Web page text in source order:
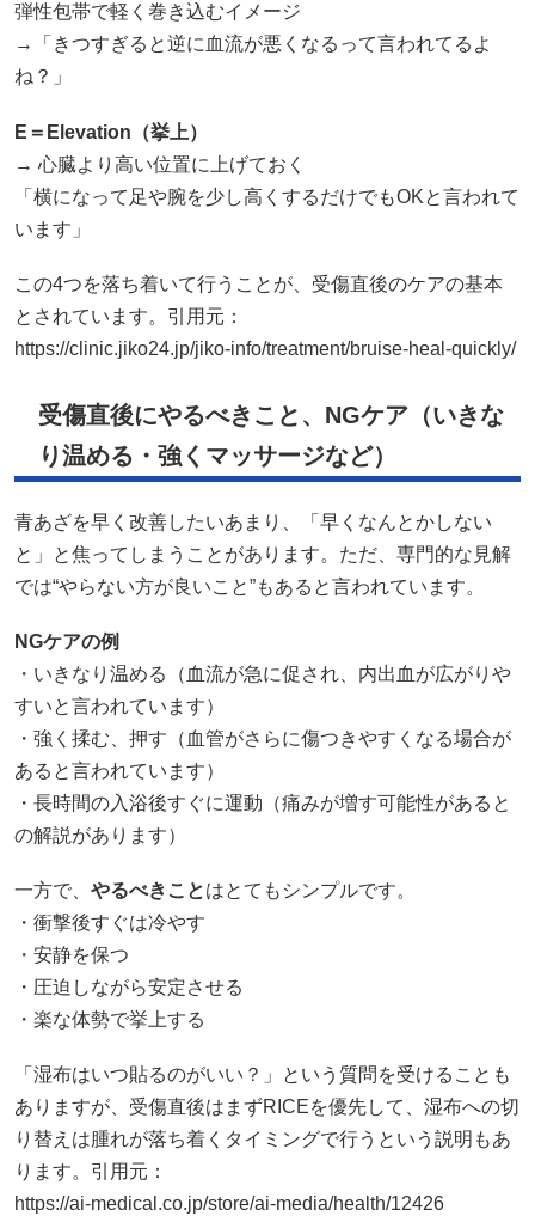
弾性包帯で軽く巻き込むイメージ
→「きつすぎると逆に血流が悪くなるって言われてるよ
ね？」
E ＝Elevation（挙上）
→ 心臓より高い位置に上げておく
「横になって足や腕を少し高くするだけでもOKと言われて
います」
この4つを落ち着いて行うことが、受傷直後のケアの基本
とされています。引用元：
https://clinic.jiko24.jp/jiko-info/treatment/bruise-heal-quickly/
受傷直後にやるべきこと、NGケア（いきな
り温める・強くマッサージなど）
青あざを早く改善したいあまり、「早くなんとかしない
と」と焦ってしまうことがあります。ただ、専門的な見解
では“やらない方が良いこと”もあると言われています。
NGケアの例
・いきなり温める（血流が急に促され、内出血が広がりや
すいと言われています）
・強く揉む、押す（血管がさらに傷つきやすくなる場合が
あると言われています）
・長時間の入浴後すぐに運動（痛みが増す可能性があると
の解説があります）
一方で、 やるべきことはとてもシンプルです。
・衝撃後すぐは冷やす
・安静を保つ
・圧迫しながら安定させる
・楽な体勢で挙上する
「湿布はいつ貼るのがいい？」という質問を受けることも
ありますが、受傷直後はまずRICEを優先して、湿布への切
り替えは腫れが落ち着くタイミングで行うという説明もあ
ります。引用元：
https://ai-medical.co.jp/store/ai-media/health/12426